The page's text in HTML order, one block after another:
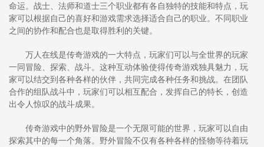
命运。战士、法师和道士三个职业都有各自独特的技能和特点，玩
家可以根据自己的喜好和游戏需求选择适合自己的职业。不同职业
之间的协作和配合也是取得胜利的关键。
万人在线是传奇游戏的一大特点，玩家们可以与全世界的玩家
一同冒险、探索、战斗。这种互动体验使得传奇游戏独具魅力，玩
家可以结交到各种各样的伙伴，共同完成各种任务和挑战。在团队
合作的组队战斗中，玩家们可以相互配合，发挥自己的特长，创造
出令人惊叹的战斗成果。
传奇游戏中的野外冒险是一个无限可能的世界，玩家可以自由
探索其中的每一个角落。野外冒险不仅有各种各样的怪物等待着玩